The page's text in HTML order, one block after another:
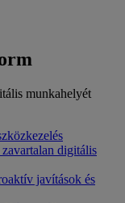
munkahelyét
zavartalan digitális
javítások és